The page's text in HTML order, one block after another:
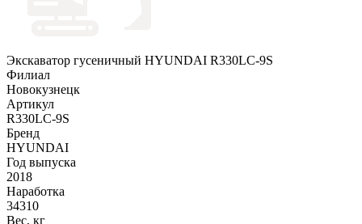
Экскаватор гусеничный HYUNDAI R330LC-9S
Филиал
Новокузнецк
Артикул
R330LC-9S
Бренд
HYUNDAI
Год выпуска
2018
Наработка
34310
Вес, кг